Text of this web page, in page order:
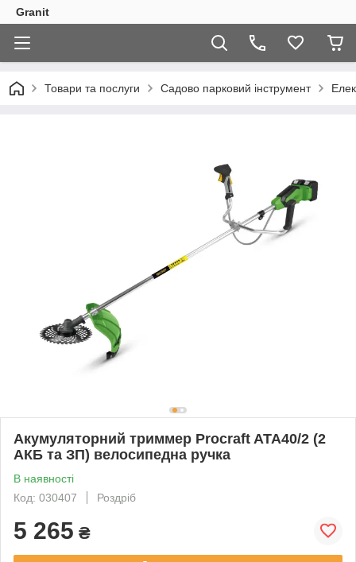
Granit
Товари та послуги Садово парковий інструмент
Акумуляторний триммер Procraft ATA40/2 (2
АКБ та ЗП) велосипедна ручка
В наявності
Код: 030407
Роздріб
5 265 ₴